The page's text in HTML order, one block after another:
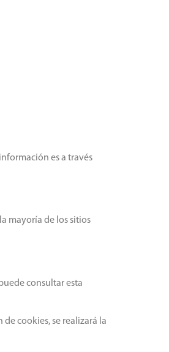
es a través
mayoría de los sitios
consultar esta
cookies, se realizará la